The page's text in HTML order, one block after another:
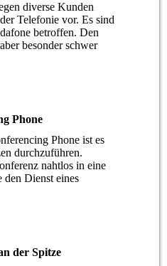
diverse Kunden
Telefonie vor. Es sind
betroffen. Den
besonder schwer
Phone
Phone ist es
durchzuführen.
nahtlos in eine
den Dienst eines
der Spitze